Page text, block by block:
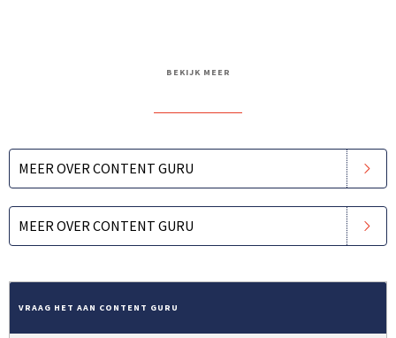
BEKIJK MEER
MEER OVER CONTENT GURU
MEER OVER CONTENT GURU
VRAAG HET AAN CONTENT GURU